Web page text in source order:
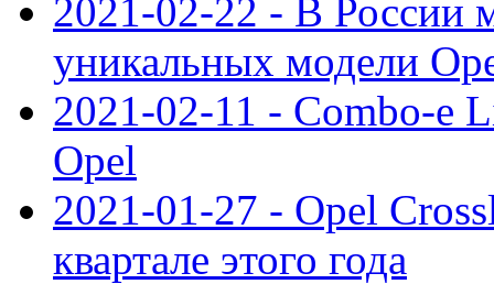
2021-02-22 - В России
уникальных модели
2021-02-11 - Combo-e
Opel
2021-01-27 - Opel
квартале этого года